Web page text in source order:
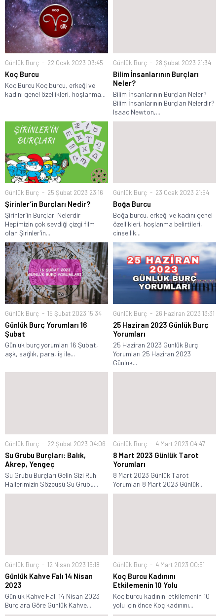
Günlük Burç 22 Ocak 2023 03:45
Koç Burcu
Koç Burcu Koç burcu, erkeği ve
kadını genel özellikleri, hoşlanma...
Günlük Burç 28 Şubat 2023 21:34
Bilim İnsanlarının Burçları
Neler?
Bilim İnsanlarının Burçları Neler?
Bilim İnsanlarının Burçları Nelerdir?
Isaac Newton,...
Günlük Burç 25 Şubat 2023 23:16
Şirinler’in Burçları Nedir?
Şirinler’in Burçları Nelerdir
Hepimizin çok sevdiği çizgi film
olan Şirinler’in...
Günlük Burç 23 Ocak 2023 21:54
Boğa Burcu
Boğa burcu, erkeği ve kadını genel
özellikleri, hoşlanma belirtileri,
cinsellik...
Günlük Burç 15 Şubat 2023 15:34
Günlük Burç Yorumları 16
Şubat
Günlük burç yorumları 16 Şubat,
aşk, sağlık, para, iş ile...
Günlük Burç 26 Haziran 2023 13:31
25 Haziran 2023 Günlük Burç
Yorumları
25 Haziran 2023 Günlük Burç
Yorumları 25 Haziran 2023
Günlük...
Günlük Burç 22 Şubat 2023 04:06
Su Grubu Burçları: Balık,
Akrep, Yengeç
Su Grubu Burçları Gelin Sizi Ruh
Hallerimizin Sözcüsü Su Grubu...
Günlük Burç 4 Mart 2023 04:47
8 Mart 2023 Günlük Tarot
Yorumları
8 Mart 2023 Günlük Tarot
Yorumları 8 Mart 2023 Günlük...
Günlük Burç 12 Nisan 2023 15:18
Günlük Kahve Falı 14 Nisan
2023
Günlük Kahve Falı 14 Nisan 2023
Burçlara Göre Günlük Kahve...
Günlük Burç 4 Mart 2023 00:51
Koç Burcu Kadınını
Etkilemenin 10 Yolu
Koç burcu kadınını etkilemenin 10
yolu için önce Koç kadınını...